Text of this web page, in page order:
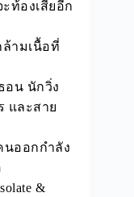
ท้องเสียอีก
ล้ามเนื้อที่
อน นักวิ่ง
และสาย
นออกกำลัง
&